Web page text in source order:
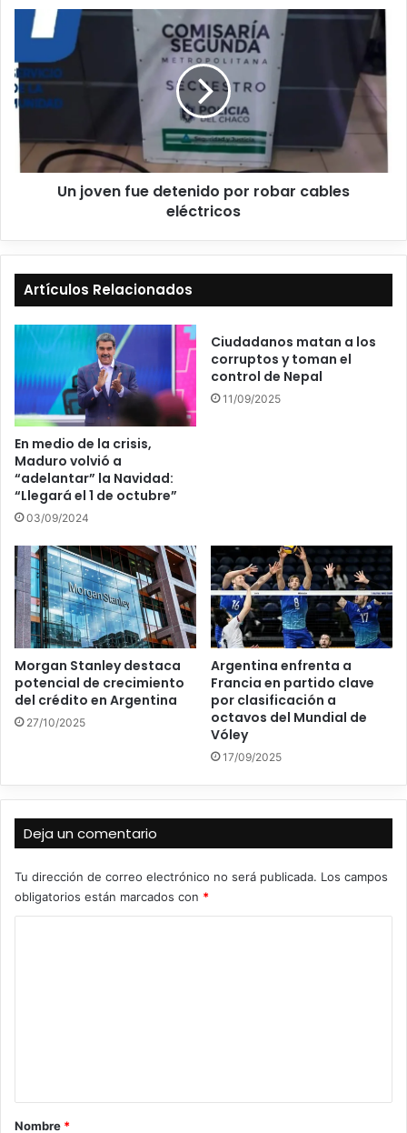
Un joven fue detenido por robar cables
eléctricos
Artículos Relacionados
En medio de la crisis,
Maduro volvió a
“adelantar” la Navidad:
“Llegará el 1 de octubre”
03/09/2024
Ciudadanos matan a los
corruptos y toman el
control de Nepal
11/09/2025
Morgan Stanley destaca
potencial de crecimiento
del crédito en Argentina
27/10/2025
Argentina enfrenta a
Francia en partido clave
por clasificación a
octavos del Mundial de
Vóley
17/09/2025
Deja un comentario
Tu dirección de correo electrónico no será publicada. Los campos
obligatorios están marcados con *
rNombre *